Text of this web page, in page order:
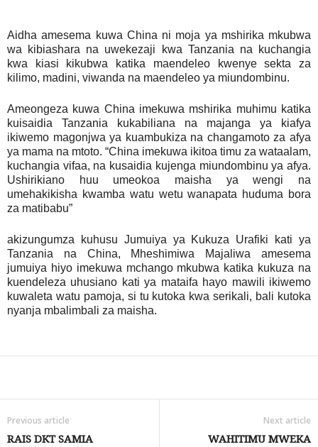
Aidha amesema kuwa China ni moja ya mshirika mkubwa
wa kibiashara na uwekezaji kwa Tanzania na kuchangia
kwa kiasi kikubwa katika maendeleo kwenye sekta za
kilimo, madini, viwanda na maendeleo ya miundombinu.
Ameongeza kuwa China imekuwa mshirika muhimu katika
kuisaidia Tanzania kukabiliana na majanga ya kiafya
ikiwemo magonjwa ya kuambukiza na changamoto za afya
ya mama na mtoto. “China imekuwa ikitoa timu za wataalam,
kuchangia vifaa, na kusaidia kujenga miundombinu ya afya.
Ushirikiano huu umeokoa maisha ya wengi na
umehakikisha kwamba watu wetu wanapata huduma bora
za matibabu”
akizungumza kuhusu Jumuiya ya Kukuza Urafiki kati ya
Tanzania na China, Mheshimiwa Majaliwa amesema
jumuiya hiyo imekuwa mchango mkubwa katika kukuza na
kuendeleza uhusiano kati ya mataifa hayo mawili ikiwemo
kuwaleta watu pamoja, si tu kutoka kwa serikali, bali kutoka
nyanja mbalimbali za maisha.
Previous article
RAIS DKT SAMIA
Next article
WAHITIMU MWEKA